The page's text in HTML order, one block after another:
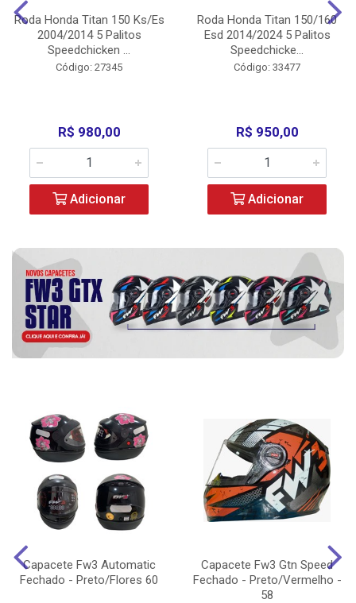
Roda Honda Titan 150 Ks/Es
2004/2014 5 Palitos
Speedchicken ...
Código: 27345
R$ 980,00
Adicionar
Roda Honda Titan 150/160
Esd 2014/2024 5 Palitos
Speedchicke...
Código: 33477
R$ 950,00
Adicionar
Capacete Fw3 Automatic
Fechado - Preto/Flores 60
Capacete Fw3 Gtn Speed
Fechado - Preto/Vermelho -
58